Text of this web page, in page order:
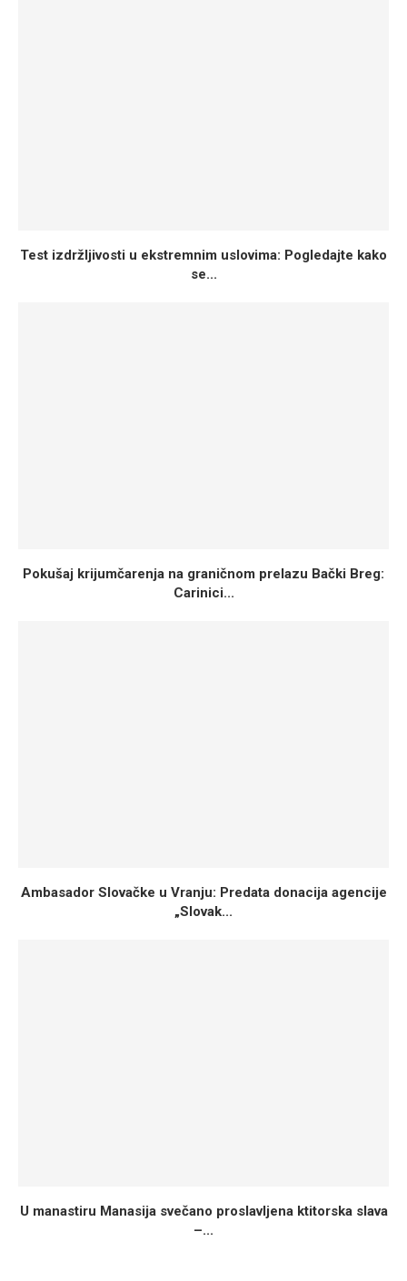
Test izdržljivosti u ekstremnim uslovima: Pogledajte kako
se...
Pokušaj krijumčarenja na graničnom prelazu Bački Breg:
Carinici...
Ambasador Slovačke u Vranju: Predata donacija agencije
„Slovak...
U manastiru Manasija svečano proslavljena ktitorska slava
–...